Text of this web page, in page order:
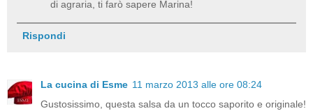
di agraria, ti farò sapere Marina!
Rispondi
La cucina di Esme 11 marzo 2013 alle ore 08:24
Gustosissimo, questa salsa da un tocco saporito e originale!